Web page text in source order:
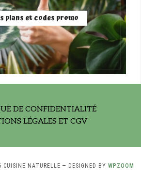
plans et codes promo
DE CONFIDENTIALITÉ
LÉGALES ET CGV
NATURELLE — DESIGNED BY WPZOOM